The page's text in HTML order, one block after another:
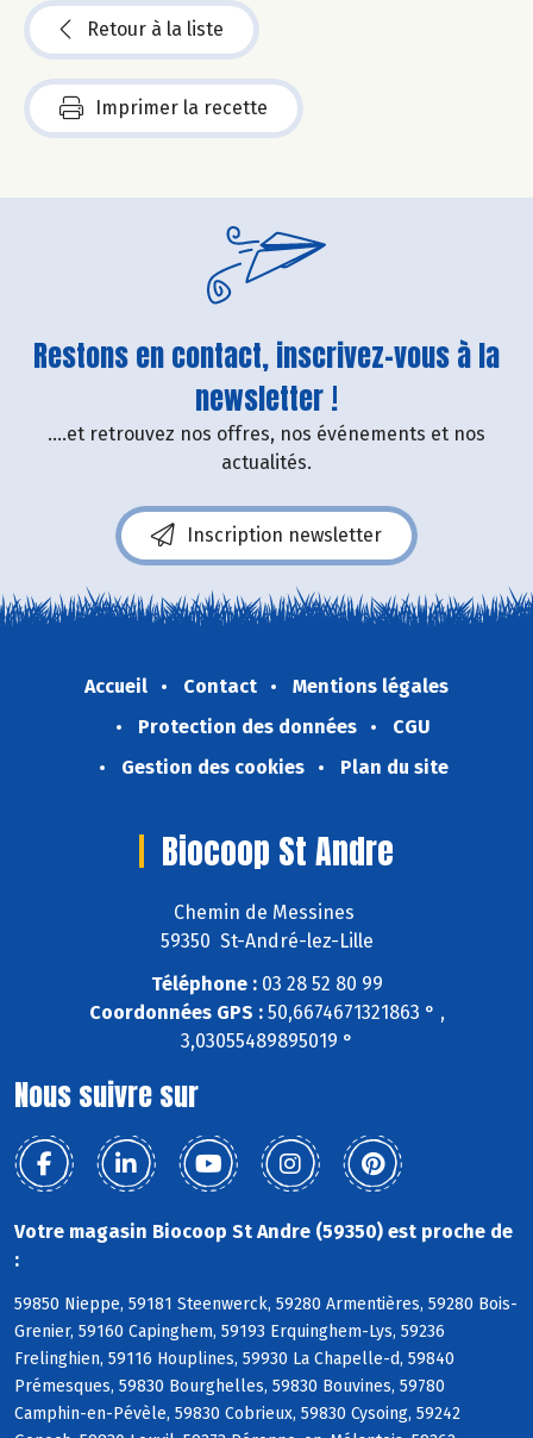
Retour à la liste
Imprimer la recette
Restons en contact, inscrivez-vous à la
newsletter !
....et retrouvez nos offres, nos événements et nos
actualités.
Inscription newsletter
Accueil Contact
Mentions légales
Protection des données
CGU
Gestion des cookies
Plan du site
Biocoop St Andre
Chemin de Messines
59350 St-André-lez-Lille
Téléphone :03 28 52 80 99
Coordonnées GPS :50,6674671321863 ° ,
3,03055489895019 °
Nous suivre sur
Votre magasin Biocoop St Andre (59350) est proche de
:
59850 Nieppe, 59181 Steenwerck, 59280 Armentières, 59280 Bois-
Grenier, 59160 Capinghem, 59193 Erquinghem-Lys, 59236
Frelinghien, 59116 Houplines, 59930 La Chapelle-d, 59840
Prémesques, 59830 Bourghelles, 59830 Bouvines, 59780
Camphin-en-Pévèle, 59830 Cobrieux, 59830 Cysoing, 59242